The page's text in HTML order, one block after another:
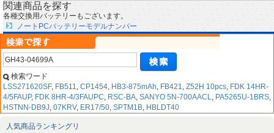
関連商品を探す
各種交換用バッテリーもございます。
ノートPCバッテリーモデルナンバー
検索ワード
LSS271620SF, FB511, CP1454, HB3-875mAh, FB421, Z52H 10pcs, FDK 14HR-
4/5FAUP, FDK 8HR-4/3FAUPC, RSC-BA, SANYO 5N-700AACL, PA5265U-1BRS,
HSTNN-DB9J, 07KRV, ER17/50, SPTM1B, HBLDT40
人気商品ランキングリ